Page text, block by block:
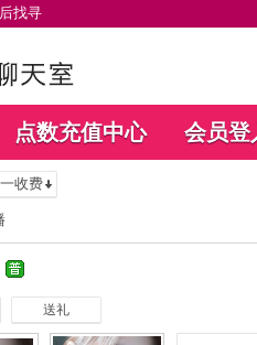
找寻
点数充值中心 会员登
收费
送礼